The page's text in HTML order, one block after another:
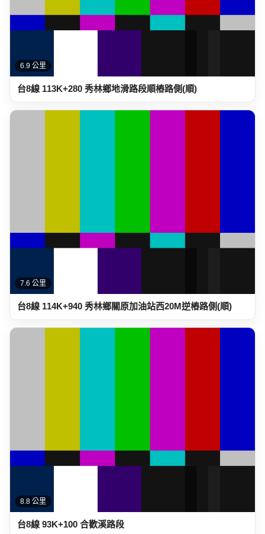
6.9 公里
台8線 113K+280 秀林鄉地滑路段順樁路側(順)
7.6 公里
台8線 114K+940 秀林鄉關原加油站西20M逆樁路側(順)
8.8 公里
台8線 93K+100 合歡溪路段